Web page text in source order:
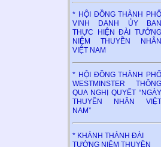
* HỘI ĐỒNG THÀNH PHỐ
VINH DANH ỦY BAN
THỰC HIỆN ĐÀI TƯỞNG
NIỆM THUYỀN NHÂN
VIỆT NAM
* HỘI ĐỒNG THÀNH PHỐ
WESTMINSTER THÔNG
QUA NGHỊ QUYẾT “NGÀY
THUYỀN NHÂN VIỆT
NAM”
* KHÁNH THÀNH ĐÀI
TƯỞNG NIỆM THUYỀN